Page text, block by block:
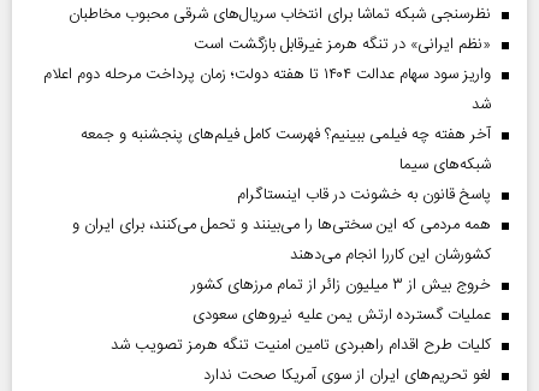
نظرسنجی شبکه تماشا برای انتخاب سریال‌های شرقی محبوب مخاطبان
«نظم ایرانی» در تنگه هرمز غیرقابل بازگشت است
واریز سود سهام عدالت ۱۴۰۴ تا هفته دولت؛ زمان پرداخت مرحله دوم اعلام
شد
آخر هفته چه فیلمی ببینیم؟ فهرست کامل فیلم‌های پنجشنبه و جمعه
شبکه‌های سیما
پاسخ قانون به خشونت در قاب اینستاگرام
همه مردمی که این سختی‌ها را می‌بینند و تحمل می‌کنند، برای ایران و
کشورشان این کاررا انجام می‌دهند
خروج بیش از ۳ میلیون زائر از تمام مرز‌های کشور
عملیات گسترده ارتش یمن علیه نیروهای سعودی
کلیات طرح اقدام راهبردی تامین امنیت تنگه هرمز تصویب شد
لغو تحریم‌های ایران از سوی آمریکا صحت ندارد